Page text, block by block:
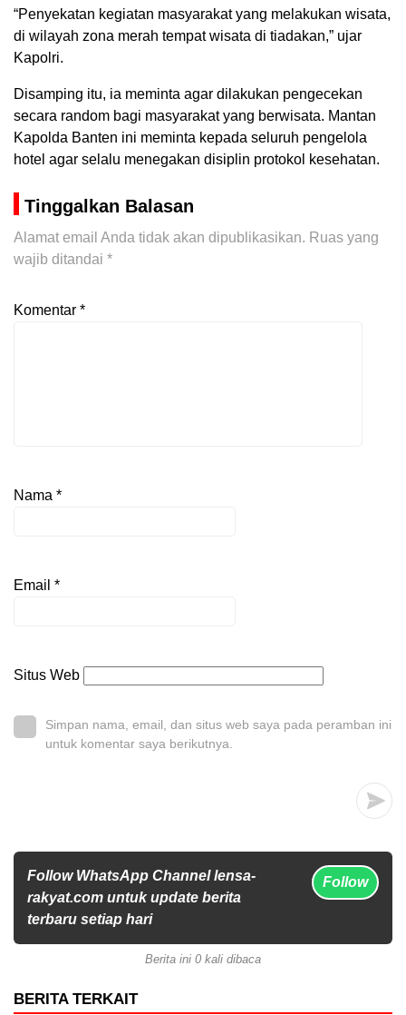
“Penyekatan kegiatan masyarakat yang melakukan wisata,
di wilayah zona merah tempat wisata di tiadakan,” ujar
Kapolri.
Disamping itu, ia meminta agar dilakukan pengecekan
secara random bagi masyarakat yang berwisata. Mantan
Kapolda Banten ini meminta kepada seluruh pengelola
hotel agar selalu menegakan disiplin protokol kesehatan.
Tinggalkan Balasan
Alamat email Anda tidak akan dipublikasikan. Ruas yang
wajib ditandai *
Komentar *
Nama *
Email *
Situs Web
Simpan nama, email, dan situs web saya pada peramban ini
untuk komentar saya berikutnya.
Follow WhatsApp Channel lensa-
rakyat.com untuk update berita
terbaru setiap hari
Follow
Berita ini 0 kali dibaca
BERITA TERKAIT